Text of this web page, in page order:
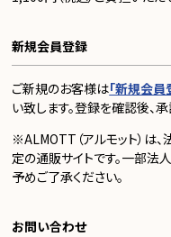
新規会員登録
ご新規のお客様は「新規会員
い致します。登録を確認後、
※ALMOTT（アルモット）は
定の通販サイトです。一部法
予めご了承ください。
お問い合わせ